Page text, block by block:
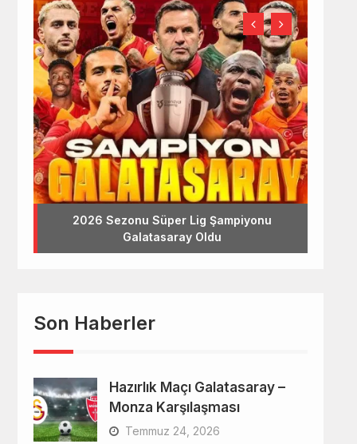
2026 Sezonu Süper Lig Şampiyonu
Galatasaray Oldu
Son Haberler
Hazırlık Maçı Galatasaray –
Monza Karşılaşması
Temmuz 24, 2026